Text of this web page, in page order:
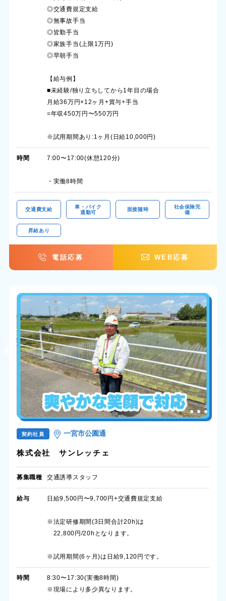
◎交通費規定支給
◎無事故手当
◎皆勤手当
◎家族手当(上限1万円)
◎早朝手当
【給与例】
■未経験/独り立ちしてから1年目の場合
月給36万円×12ヶ月+賞与+手当
=年収450万円〜550万円
※試用期間あり:1ヶ月(日給10,000円)
時間 7:00〜17:00(休憩120分)
・実働8時間
交通費支給
車・バイク
通勤可
面接随時
社会保険完
備
昇給あり
電話応募 WEB応募
契約社員 一宮市公園通
株式会社 サンレッチェ
募集職種 交通誘導スタッフ
給与 日給9,500円〜9,700円+交通費規定支給
※法定研修期間(3日間合計20h)は
22,800円/20hとなります。
※試用期間(6ヶ月)は日給9,120円です。
時間
8:30〜17:30(実働8時間)
※現場により多少異なります。